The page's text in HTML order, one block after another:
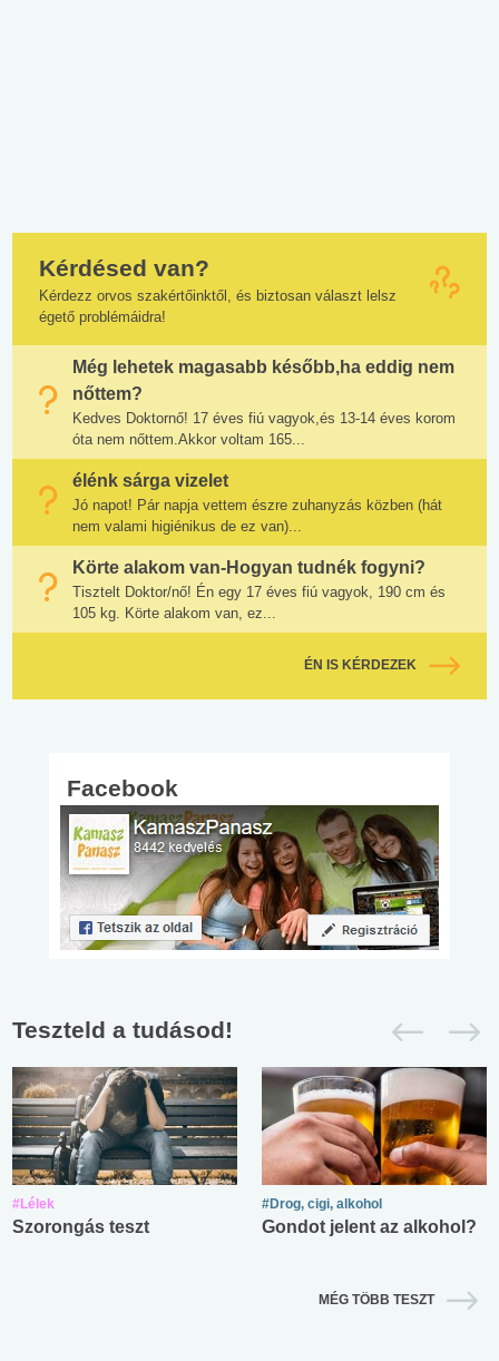
Kérdésed van?
Kérdezz orvos szakértőinktől, és biztosan választ lelsz
égető problémáidra!
Még lehetek magasabb később,ha eddig nem
nőttem?
Kedves Doktornő! 17 éves fiú vagyok,és 13-14 éves korom
óta nem nőttem.Akkor voltam 165...
élénk sárga vizelet
Jó napot! Pár napja vettem észre zuhanyzás közben (hát
nem valami higiénikus de ez van)...
Körte alakom van-Hogyan tudnék fogyni?
Tisztelt Doktor/nő! Én egy 17 éves fiú vagyok, 190 cm és
105 kg. Körte alakom van, ez...
ÉN IS KÉRDEZEK
Facebook
Teszteld a tudásod!
#Lélek
Szorongás teszt
#Drog, cigi, alkohol
Gondot jelent az alkohol?
MÉG TÖBB TESZT